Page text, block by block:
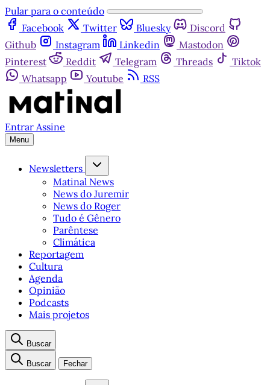
Pular para o conteúdo
Facebook
Twitter Bluesky
Discord
Github
Instagram Linkedin
Mastodon
Pinterest
Reddit Telegram Threads
Tiktok
Whatsapp
Youtube RSS
Entrar Assine
Menu
Newsletters
Matinal News
News do Juremir
News do Roger
Tudo é Gênero
Parêntese
Climática
Reportagem
Cultura
Agenda
Opinião
Podcasts
Mais projetos
Buscar
Buscar Fechar